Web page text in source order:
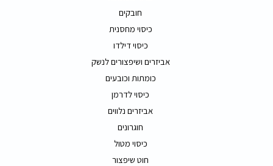
חובקים
כיסוי מחסנית
כיסוי דילדו
אביזרים ושיפצורים לנשק
כומתות וכובעים
כיסוי לדרמן
אביזרים נלווים
חוגרונים
כיסוי מטול
חוט שיפצור